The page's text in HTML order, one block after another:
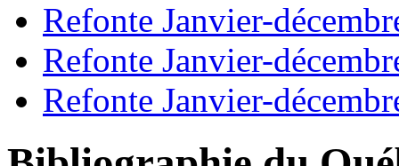
Refonte Janvier-
Refonte Janvier-
Refonte Janvier-